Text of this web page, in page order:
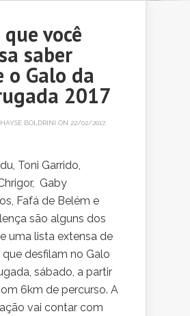
você
saber
o Galo da
2017
BOLDRINI ON 22/02/2017,
Toni Garrido,
Gaby
Fafá de Belém e
são alguns dos
uma lista extensa de
desfilam no Galo
sábado, a partir
6km de percurso. A
vai contar com